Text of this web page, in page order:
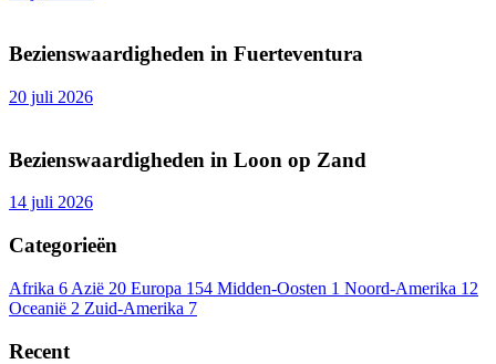
Bezienswaardigheden in Fuerteventura
20 juli 2026
Bezienswaardigheden in Loon op Zand
14 juli 2026
Categorieën
Afrika 6 Azië 20 Europa 154 Midden-Oosten 1 Noord-Amerika 12
Oceanië 2 Zuid-Amerika 7
Recent